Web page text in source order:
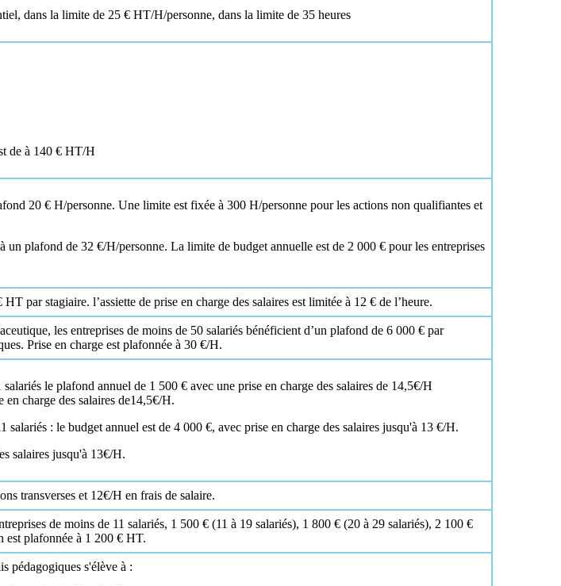
dans la limite de 25 € HT/H/personne, dans la limite de 35 heures
de à 140 € HT/H
20 € H/personne. Une limite est fixée à 300 H/personne pour les actions non qualifiantes et
plafond de 32 €/H/personne. La limite de budget annuelle est de 2 000 € pour les entreprises
par stagiaire. l’assiette de prise en charge des salaires est limitée à 12 € de l’heure.
les entreprises de moins de 50 salariés bénéficient d’un plafond de 6 000 € par
Prise en charge est plafonnée à 30 €/H.
le plafond annuel de 1 500 € avec une prise en charge des salaires de 14,5€/H
charge des salaires de14,5€/H.
: le budget annuel est de 4 000 €, avec prise en charge des salaires jusqu'à 13 €/H.
salaires jusqu'à 13€/H.
transverses et 12€/H en frais de salaire.
de moins de 11 salariés, 1 500 € (11 à 19 salariés), 1 800 € (20 à 29 salariés), 2 100 €
est plafonnée à 1 200 € HT.
pédagogiques s'élève à :